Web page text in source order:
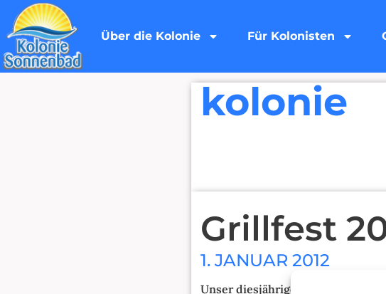
Über die Kolonie Für Kolonisten
kolonie
Grillfest
1. JANUAR 2012
Unser diesjähriges Grillfest war